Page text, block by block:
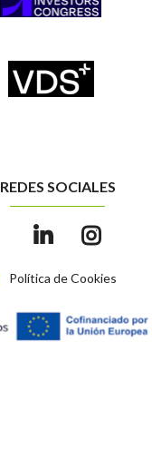
Política de Cookies
REDES SOCIALES